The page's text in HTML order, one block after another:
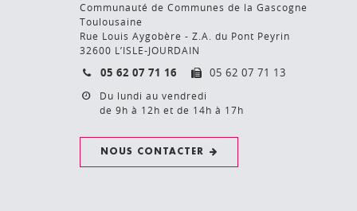
Communauté de Communes de la Gascogne
Toulousaine
Rue Louis Aygobère - Z.A. du Pont Peyrin
32600 L’ISLE-JOURDAIN
05 62 07 71 16 05 62 07 71 13
Du lundi au vendredi
de 9h à 12h et de 14h à 17h
NOUS CONTACTER